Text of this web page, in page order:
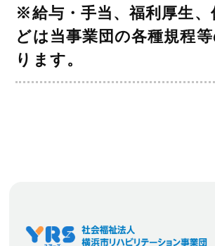
※給与・手当、福利厚生、
どは当事業団の各種規程
ります。